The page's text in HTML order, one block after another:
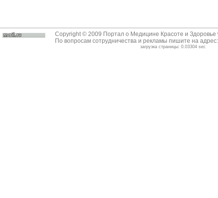
Copyright © 2009 Портал о Медицине Красоте и Здоровье
По вопросам сотрудничества и рекламы пишите на
загрузка страницы: 0.03304 sec